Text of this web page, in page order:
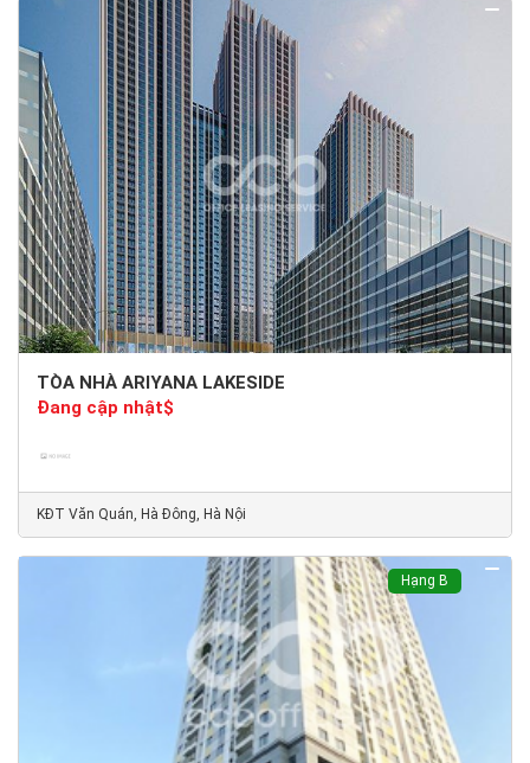
TÒA NHÀ ARIYANA LAKESIDE
Đang cập nhật$
KĐT Văn Quán, Hà Đông, Hà Nội
Hạng B